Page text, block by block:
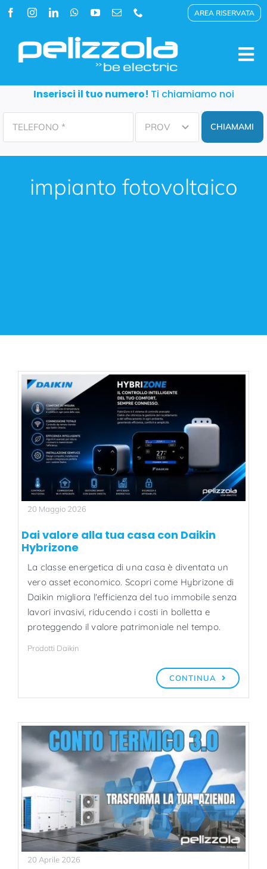
Salta
contenuto
AREA RISERVATA
PRODOTTI
RESIDENZIALE
PROGETTAZIONE
NEWS
Inserisci il tuo numero! Ti chiamiamo noi
CHIAMAMI
impianto fotovoltaico
20 Maggio 2026
Dai valore alla tua casa con Daikin
Hybrizone
La classe energetica di una casa è diventata un
vero asset economico. Scopri come Hybrizone di
Daikin migliora l'efficienza del tuo immobile senza
lavori invasivi, riducendo i costi in bolletta e
proteggendo il valore patrimoniale nel tempo.
Prodotti Daikin
CONTINUA
20 Aprile 2026